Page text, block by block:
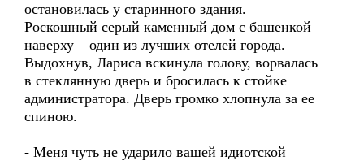
остановилась у старинного здания.
Роскошный серый каменный дом с башенкой
наверху – один из лучших отелей города.
Выдохнув, Лариса вскинула голову, ворвалась
в стеклянную дверь и бросилась к стойке
администратора. Дверь громко хлопнула за ее
спиною.
- Меня чуть не ударило вашей идиотской